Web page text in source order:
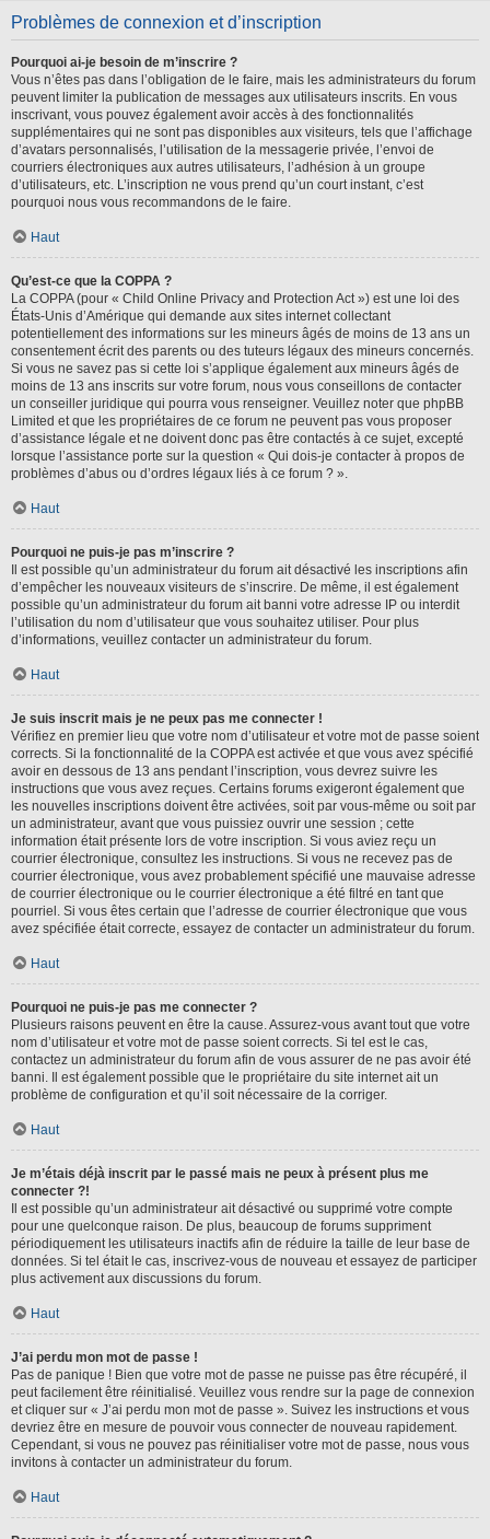
Problèmes de connexion et d’inscription
Pourquoi ai-je besoin de m’inscrire ?
Vous n’êtes pas dans l’obligation de le faire, mais les administrateurs du forum
peuvent limiter la publication de messages aux utilisateurs inscrits. En vous
inscrivant, vous pouvez également avoir accès à des fonctionnalités
supplémentaires qui ne sont pas disponibles aux visiteurs, tels que l’affichage
d’avatars personnalisés, l’utilisation de la messagerie privée, l’envoi de
courriers électroniques aux autres utilisateurs, l’adhésion à un groupe
d’utilisateurs, etc. L’inscription ne vous prend qu’un court instant, c’est
pourquoi nous vous recommandons de le faire.
Haut
Qu’est-ce que la COPPA ?
La COPPA (pour « Child Online Privacy and Protection Act ») est une loi des
États-Unis d’Amérique qui demande aux sites internet collectant
potentiellement des informations sur les mineurs âgés de moins de 13 ans un
consentement écrit des parents ou des tuteurs légaux des mineurs concernés.
Si vous ne savez pas si cette loi s’applique également aux mineurs âgés de
moins de 13 ans inscrits sur votre forum, nous vous conseillons de contacter
un conseiller juridique qui pourra vous renseigner. Veuillez noter que phpBB
Limited et que les propriétaires de ce forum ne peuvent pas vous proposer
d’assistance légale et ne doivent donc pas être contactés à ce sujet, excepté
lorsque l’assistance porte sur la question « Qui dois-je contacter à propos de
problèmes d’abus ou d’ordres légaux liés à ce forum ? ».
Haut
Pourquoi ne puis-je pas m’inscrire ?
Il est possible qu’un administrateur du forum ait désactivé les inscriptions afin
d’empêcher les nouveaux visiteurs de s’inscrire. De même, il est également
possible qu’un administrateur du forum ait banni votre adresse IP ou interdit
l’utilisation du nom d’utilisateur que vous souhaitez utiliser. Pour plus
d’informations, veuillez contacter un administrateur du forum.
Haut
Je suis inscrit mais je ne peux pas me connecter !
Vérifiez en premier lieu que votre nom d’utilisateur et votre mot de passe soient
corrects. Si la fonctionnalité de la COPPA est activée et que vous avez spécifié
avoir en dessous de 13 ans pendant l’inscription, vous devrez suivre les
instructions que vous avez reçues. Certains forums exigeront également que
les nouvelles inscriptions doivent être activées, soit par vous-même ou soit par
un administrateur, avant que vous puissiez ouvrir une session ; cette
information était présente lors de votre inscription. Si vous aviez reçu un
courrier électronique, consultez les instructions. Si vous ne recevez pas de
courrier électronique, vous avez probablement spécifié une mauvaise adresse
de courrier électronique ou le courrier électronique a été filtré en tant que
pourriel. Si vous êtes certain que l’adresse de courrier électronique que vous
avez spécifiée était correcte, essayez de contacter un administrateur du forum.
Haut
Pourquoi ne puis-je pas me connecter ?
Plusieurs raisons peuvent en être la cause. Assurez-vous avant tout que votre
nom d’utilisateur et votre mot de passe soient corrects. Si tel est le cas,
contactez un administrateur du forum afin de vous assurer de ne pas avoir été
banni. Il est également possible que le propriétaire du site internet ait un
problème de configuration et qu’il soit nécessaire de la corriger.
Haut
Je m’étais déjà inscrit par le passé mais ne peux à présent plus me
connecter ?!
Il est possible qu’un administrateur ait désactivé ou supprimé votre compte
pour une quelconque raison. De plus, beaucoup de forums suppriment
périodiquement les utilisateurs inactifs afin de réduire la taille de leur base de
données. Si tel était le cas, inscrivez-vous de nouveau et essayez de participer
plus activement aux discussions du forum.
Haut
J’ai perdu mon mot de passe !
Pas de panique ! Bien que votre mot de passe ne puisse pas être récupéré, il
peut facilement être réinitialisé. Veuillez vous rendre sur la page de connexion
et cliquer sur « J’ai perdu mon mot de passe ». Suivez les instructions et vous
devriez être en mesure de pouvoir vous connecter de nouveau rapidement.
Cependant, si vous ne pouvez pas réinitialiser votre mot de passe, nous vous
invitons à contacter un administrateur du forum.
Haut